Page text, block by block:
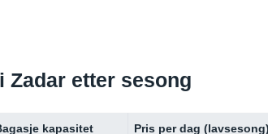
etter sesong
kapasitet Pris per dag (lavsesong)